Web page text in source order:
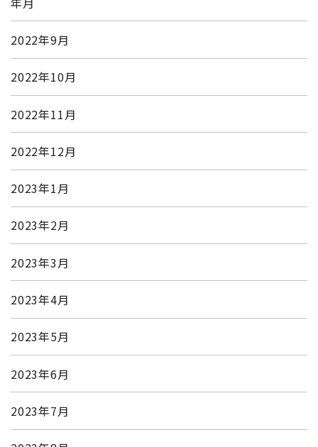
2022年9月
2022年10月
2022年11月
2022年12月
2023年1月
2023年2月
2023年3月
2023年4月
2023年5月
2023年6月
2023年7月